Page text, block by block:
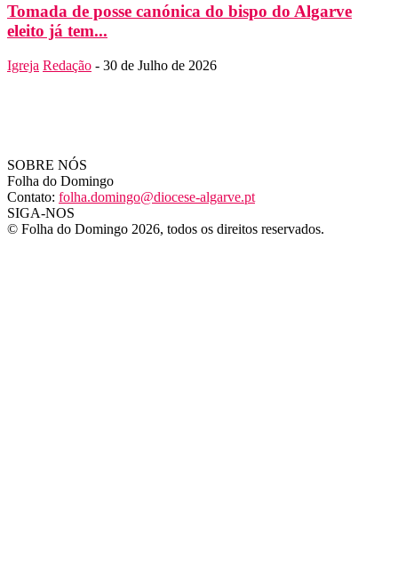
Tomada de posse canónica do bispo do Algarve
eleito já tem...
Igreja Redação - 30 de Julho de 2026
SOBRE NÓS
Folha do Domingo
Contato: folha.domingo@diocese-algarve.pt
SIGA-NOS
© Folha do Domingo 2026, todos os direitos reservados.